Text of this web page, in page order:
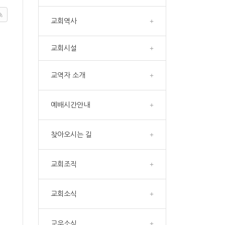
교회역사 +
교회시설 +
교역자 소개 +
예배시간안내 +
찾아오시는 길 +
교회조직 +
교회소식 +